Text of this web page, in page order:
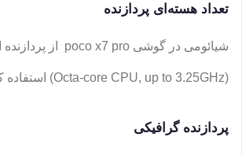
تعداد هسته‌ای پردازنده
(Octa-core CPU, up to 3.25GHz) استفاده کرده است.
پردازنده گرافیکی